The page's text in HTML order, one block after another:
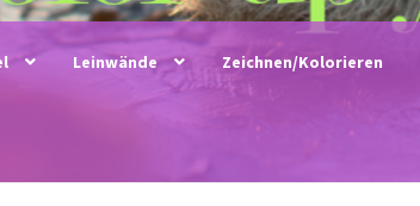
Leinwände Zeichnen/Kolorieren